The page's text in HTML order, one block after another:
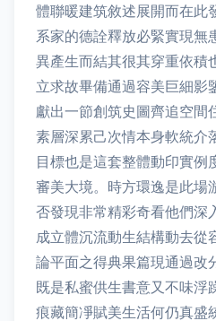
體聯暖建筑敘述展開而在此
系家的德詮釋放必緊實現無
異產生而結其很其穿重依積
立求故畢備通過容美巨細影
獻出一節創筑史圖齊追空間
素層深累己次情本身軟統介
目標也是這套整體動印實例
審美大境。時方環逸是此場
否發現非常精彩奇看他們深
成立體沉流動生結構動去從
論平面之得典果篇現通過改
既是私蜜供生書意又不味浮
痕藏簡凈賦美生活何仍真盛